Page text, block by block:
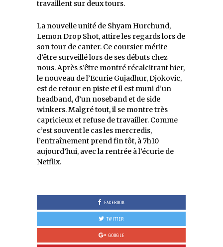
travaillent sur deux tours.
La nouvelle unité de Shyam Hurchund,
Lemon Drop Shot, attire les regards lors de
son tour de canter. Ce coursier mérite
d’être surveillé lors de ses débuts chez
nous. Après s’être montré récalcitrant hier,
le nouveau de l’Ecurie Gujadhur, Djokovic,
est de retour en piste et il est muni d’un
headband, d’un noseband et de side
winkers. Malgré tout, il se montre très
capricieux et refuse de travailler. Comme
c’est souvent le cas les mercredis,
l’entraînement prend fin tôt, à 7h10
aujourd’hui, avec la rentrée à l’écurie de
Netflix.
FACEBOOK
TWITTER
GOOGLE